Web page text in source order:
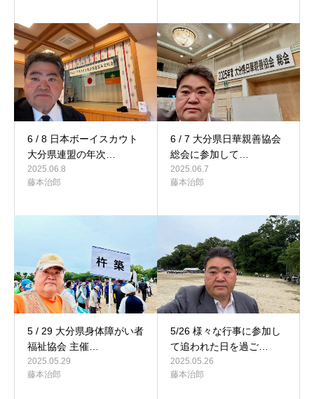
6 / 8 日本ボーイスカウト
大分県連盟の年次…
2025.06.8
藤本治郎
6 / 7 大分県日華親善協会
総会に参加して…
2025.06.7
藤本治郎
5 / 29 大分県身体障がい者
福祉協会 主催…
2025.05.29
藤本治郎
5/26 様々な行事に参加し
て追われた日を過ご…
2025.05.26
藤本治郎